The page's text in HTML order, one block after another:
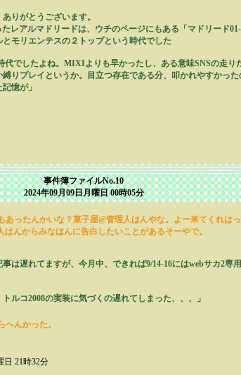
りがとうございます。
レアルマドリードは、ウチのページにもある「マドリード
モリエンテスの２トップという時代でした
でしたよね。MIXIよりも早かったし、ある意味SNSの走り
りプレイというか。目立つ存在である分、叩かれやすかっ
憶が」
事件簿ファイルNo.10
2024年09月09日月曜日 00時05分
あったんかいな？菓子屋@管理人はんやな。よー来てくれは
んからみなはんに告白したいことがあるそーやで。
事は遅れてますが、今月中、できれば9/14-16にはwebサカ2
ルコ2008の実装に気づくの遅れてしまった、、、」
んかった。
日 21時32分